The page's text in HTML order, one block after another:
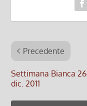
Precedente
Settimana Bianca
dic. 2011